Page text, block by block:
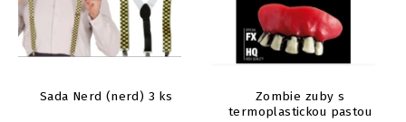
Sada Nerd (nerd) 3 ks
Zombie zuby s
termoplastickou pastou